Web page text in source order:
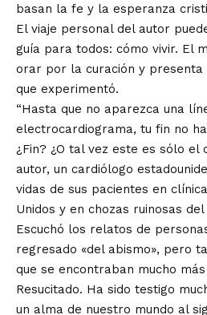
basan la fe y la esperanza
El viaje personal del autor
guía para todos: cómo vivir. El
orar por la curación y presenta
que experimentó.
“Hasta que no aparezca una
electrocardiograma, tu fin no
¿Fin? ¿O tal vez este es sólo el
autor, un cardiólogo
vidas de sus pacientes en
Unidos y en chozas ruinosas
Escuchó los relatos de
regresado «del abismo», pero
que se encontraban mucho
Resucitado. Ha sido testigo
un alma de nuestro mundo al